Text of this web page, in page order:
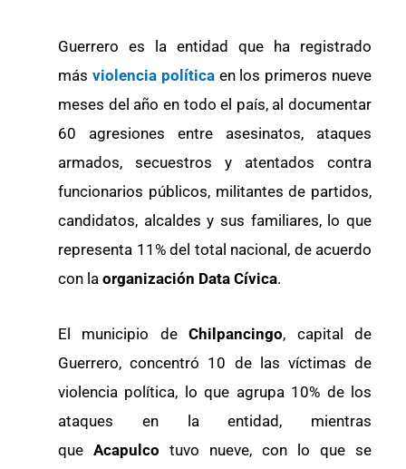
Guerrero es la entidad que ha registrado
más violencia políticaen los primeros nueve
meses del año en todo el país, al documentar
60 agresiones entre asesinatos, ataques
armados, secuestros y atentados contra
funcionarios públicos, militantes de partidos,
candidatos, alcaldes y sus familiares, lo que
representa 11% del total nacional, de acuerdo
con la organización Data Cívica.
El municipio deChilpancingo, capital de
Guerrero, concentró 10 de las víctimas de
violencia política, lo que agrupa 10% de los
ataques en la entidad, mientras
que Acapulco tuvo nueve, con lo que se